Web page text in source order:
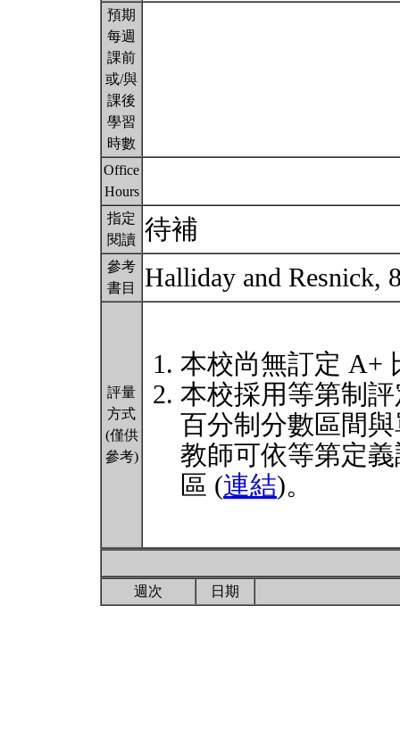
預期
每週
課前
或/與
課後
學習
時數
Office
Hours
指定
閱讀 待補
參考
書目
Halliday and Resnick,
評量
方式
(僅供
參考)
本校尚無訂定 A+
本校採用等第制
百分制分數區間
教師可依等第定
區 (連結)。
週次 日期